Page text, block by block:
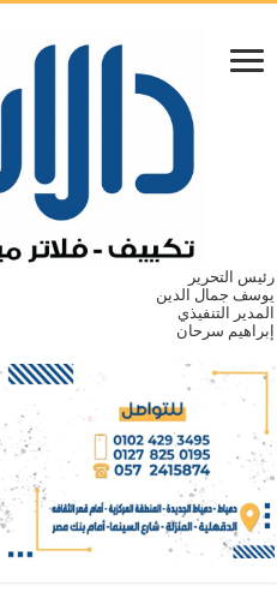
رئيس التحرير
يوسف جمال الدين
المدير التنفيذي
إبراهيم سرحان